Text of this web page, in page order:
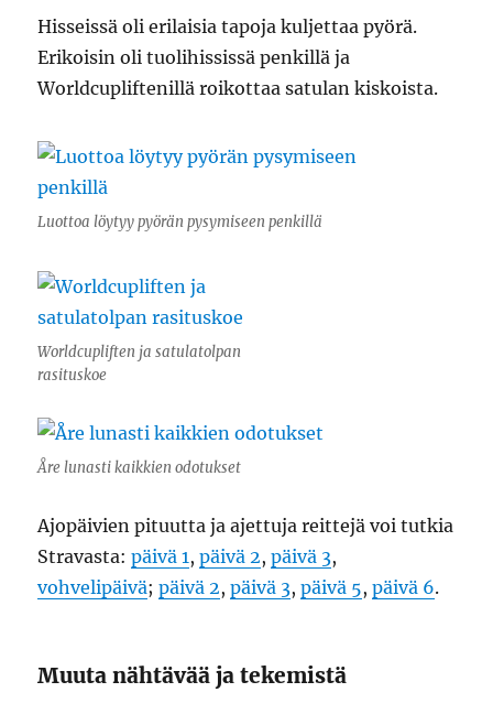
Hisseissä oli erilaisia tapoja kuljettaa pyörä.
Erikoisin oli tuolihississä penkillä ja
Worldcupliftenillä roikottaa satulan kiskoista.
Luottoa löytyy pyörän pysymiseen penkillä
Worldcupliften ja satulatolpan
rasituskoe
Åre lunasti kaikkien odotukset
Ajopäivien pituutta ja ajettuja reittejä voi tutkia
Stravasta:päivä 1 ,päivä 2,päivä 3,
vohvelipäivä;päivä 2,päivä 3,päivä 5,päivä 6.
Muuta nähtävää ja tekemistä